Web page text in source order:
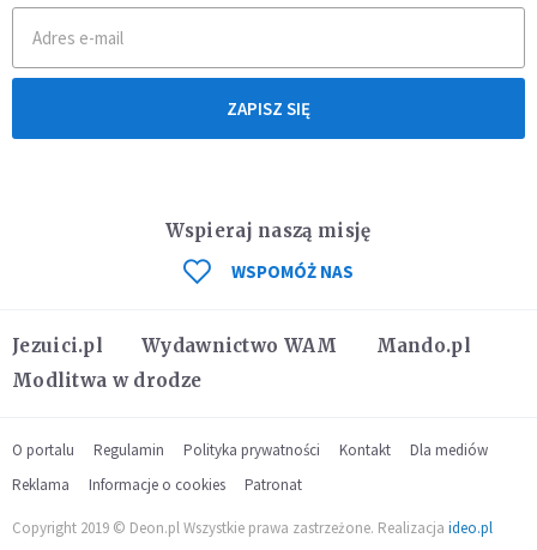
ZAPISZ SIĘ
Jezuici.pl Wydawnictwo WAM
Mando.pl
Modlitwa w drodze
Wspieraj naszą misję
WSPOMÓŻ NAS
O portalu Regulamin Polityka prywatności Kontakt
Dla mediów
Reklama
Informacje o cookies Patronat
Copyright 2019 © Deon.pl Wszystkie prawa zastrzeżone. Realizacja ideo.pl